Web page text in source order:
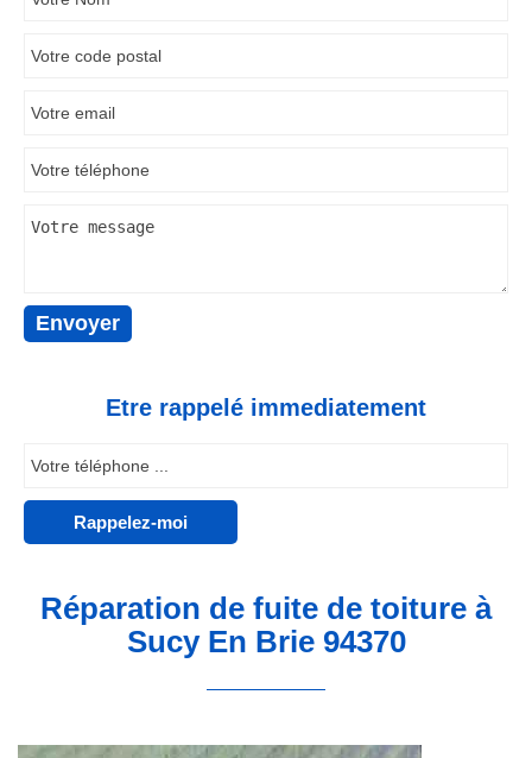
Etre rappelé immediatement
Réparation de fuite de toiture à
Sucy En Brie 94370